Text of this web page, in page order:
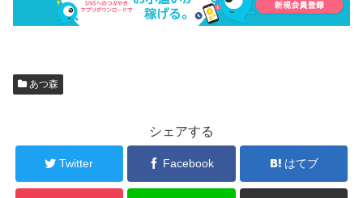
あつ森
シェアする
Twitter Facebook はてブ